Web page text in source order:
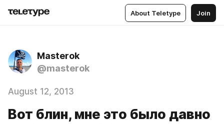
About Teletype Join
Masterok
@masterok
August 12, 2013
Вот блин, мне это было давно